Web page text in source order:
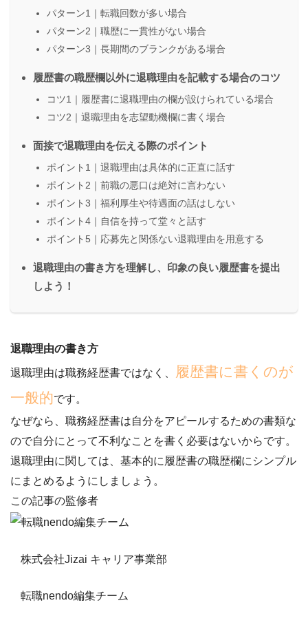
パターン1｜転職回数が多い場合
パターン2｜職歴に一貫性がない場合
パターン3｜長期間のブランクがある場合
履歴書の職歴欄以外に退職理由を記載する場合のコツ
コツ1｜履歴書に退職理由の欄が設けられている場合
コツ2｜退職理由を志望動機欄に書く場合
面接で退職理由を伝える際のポイント
ポイント1｜退職理由は具体的に正直に話す
ポイント2｜前職の悪口は絶対に言わない
ポイント3｜福利厚生や待遇面の話はしない
ポイント4｜自信を持って堂々と話す
ポイント5｜応募先と関係ない退職理由を用意する
退職理由の書き方を理解し、印象の良い履歴書を提出
しよう！
退職理由の書き方
退職理由は職務経歴書ではなく、
履歴書に書くのが
一般的です。
なぜなら、 職務経歴書は自分をアピールするための書類な
ので自分にとって不利なことを書く必要はないからです。
退職理由に関しては、基本的に履歴書の職歴欄にシンプル
にまとめる ようにしましょう。
この記事の監修者
株式会社Jizai キャリア事業部
転職nendo編集チーム